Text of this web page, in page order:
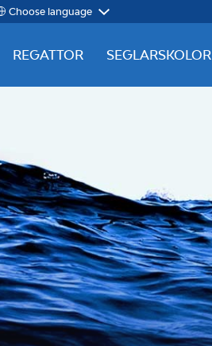
Choose language
REGATTOR SEGLARSKOLOR